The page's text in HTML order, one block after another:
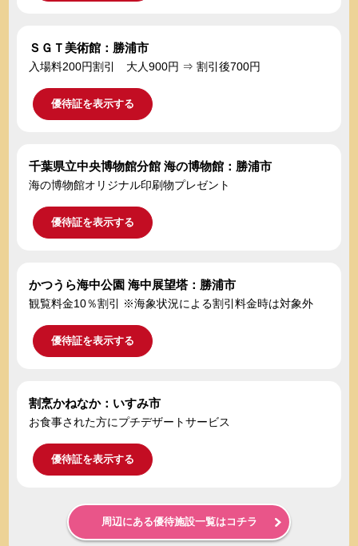
ＳＧＴ美術館：勝浦市
入場料200円割引 大人900円 ⇒ 割引後700円
優待証を表示する
千葉県立中央博物館分館 海の博物館：勝浦市
海の博物館オリジナル印刷物プレゼント
優待証を表示する
かつうら海中公園 海中展望塔：勝浦市
観覧料金10％割引 ※海象状況による割引料金時は対象外
優待証を表示する
割烹かねなか：いすみ市
お食事された方にプチデザートサービス
優待証を表示する
周辺にある優待施設一覧はコチラ